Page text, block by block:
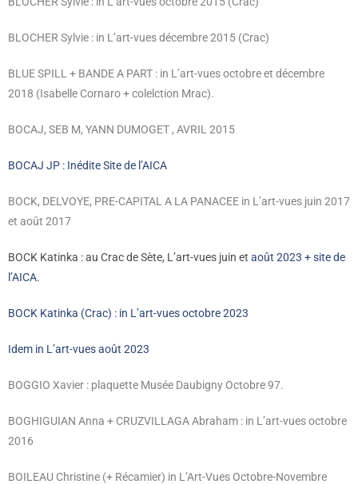
BLOCHER Sylvie : in L’art-vues décembre 2015 (Crac)
BLUE SPILL + BANDE A PART : in L’art-vues octobre et décembre
2018 (Isabelle Cornaro + colelction Mrac).
BOCAJ, SEB M, YANN DUMOGET , AVRIL 2015
BOCAJ JP : Inédite Site de l’AICA
BOCK, DELVOYE, PRE-CAPITAL A LA PANACEE in L’art-vues juin 2017
et août 2017
BOCK Katinka : au Crac de Sète, L’art-vues juin et août 2023 + site de
l’AICA.
BOCK Katinka (Crac) : in L’art-vues octobre 2023
Idem in L’art-vues août 2023
BOGGIO Xavier : plaquette Musée Daubigny Octobre 97.
BOGHIGUIAN Anna + CRUZVILLAGA Abraham : in L’art-vues octobre
2016
BOILEAU Christine (+ Récamier) in L’Art-Vues Octobre-Novembre